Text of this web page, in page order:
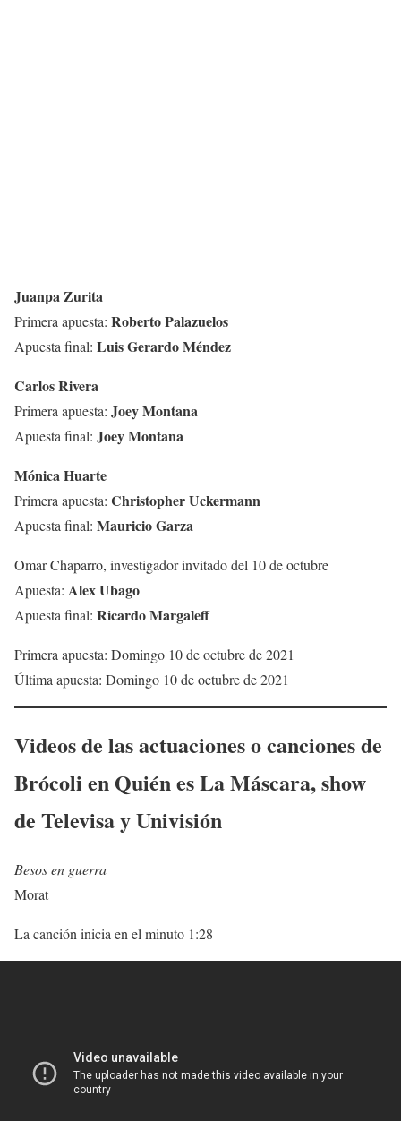
Juanpa Zurita
Primera apuesta: Roberto Palazuelos
Apuesta final: Luis Gerardo Méndez
Carlos Rivera
Primera apuesta: Joey Montana
Apuesta final: Joey Montana
Mónica Huarte
Primera apuesta: Christopher Uckermann
Apuesta final: Mauricio Garza
Omar Chaparro, investigador invitado del 10 de octubre
Apuesta: Alex Ubago
Apuesta final: Ricardo Margaleff
Primera apuesta: Domingo 10 de octubre de 2021
Última apuesta: Domingo 10 de octubre de 2021
Videos de las actuaciones o canciones de
Brócoli en Quién es La Máscara, show
de Televisa y Univisión
Besos en guerra
Morat
La canción inicia en el minuto 1:28